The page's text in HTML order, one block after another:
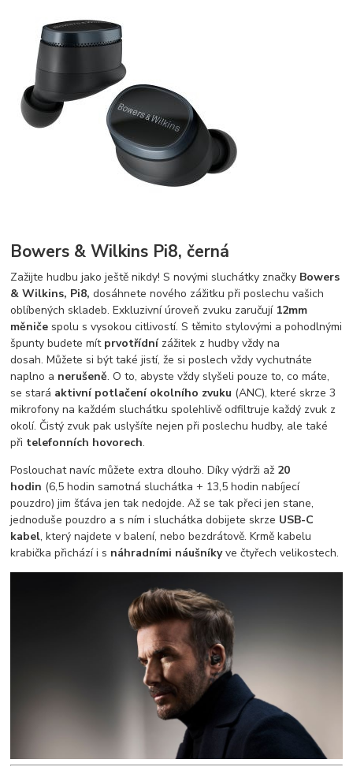
Bowers & Wilkins Pi8, černá
Zažijte hudbu jako ještě nikdy! S novými sluchátky značky Bowers
& Wilkins, Pi8,dosáhnete nového zážitku při poslechu vašich
oblíbených skladeb. Exkluzivní úroveň zvuku zaručují 12mm
měniče spolu s vysokou citlivostí. S těmito stylovými a pohodlnými
špunty budete mít prvotřídnízážitek z hudby vždy na
dosah. Můžete si být také jistí, že si poslech vždy vychutnáte
naplno a nerušeně. O to, abyste vždy slyšeli pouze to, co máte,
se stará aktivní potlačení okolního zvuku (ANC), které skrze 3
mikrofony na každém sluchátku spolehlivě odfiltruje každý zvuk z
okolí. Čistý zvuk pak uslyšíte nejen při poslechu hudby, ale také
při telefonních hovorech.
Poslouchat navíc můžete extra dlouho. Díky výdrži až 20
hodin (6,5 hodin samotná sluchátka + 13,5 hodin nabíjecí
pouzdro) jim šťáva jen tak nedojde. Až se tak přeci jen stane,
jednoduše pouzdro a s ním i sluchátka dobijete skrze USB-C
kabel, který najdete v balení, nebo bezdrátově. Krmě kabelu
krabička přichází i s náhradními náušníkyve čtyřech velikostech.